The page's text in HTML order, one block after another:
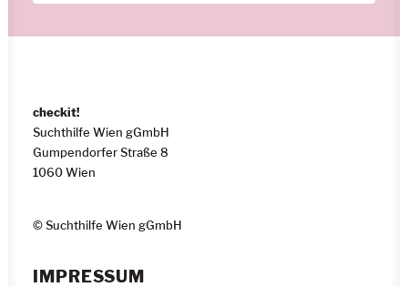
checkit!
Suchthilfe Wien gGmbH
Gumpendorfer Straße 8
1060 Wien
© Suchthilfe Wien gGmbH
IMPRESSUM